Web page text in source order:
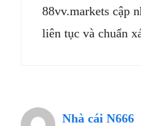
88vv.markets cập
liên tục và chuẩn
Nhà cái N666